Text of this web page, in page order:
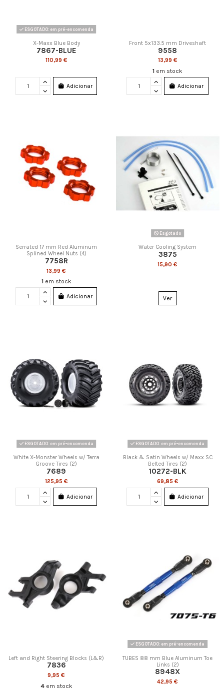
ESGOTADO: em pré-encomenda
X-Maxx Blue Body
7867-BLUE
110,99 €
Adicionar
Front 5x133.5 mm Driveshaft
9558
13,99 €
1 em stock
Adicionar
Serrated 17 mm Red Aluminum
Splined Wheel Nuts (4)
7758R
13,99 €
1 em stock
Adicionar
Esgotado
Water Cooling System
3875
15,90 €
Ver
ESGOTADO: em pré-encomenda
White X-Monster Wheels w/ Terra
Groove Tires (2)
7689
125,95 €
Adicionar
ESGOTADO: em pré-encomenda
Black & Satin Wheels w/ Maxx SC
Belted Tires (2)
10272-BLK
69,85 €
Adicionar
Left and Right Steering Blocks (L&R)
7836
9,95 €
4 em stock
ESGOTADO: em pré-encomenda
TUBES 88 mm Blue Aluminum Toe
Links (2)
8948X
42,95 €